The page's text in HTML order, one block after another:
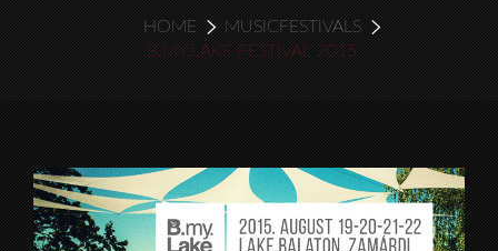
HOME
MUSICFESTIVALS
B.MY.LAKE FESTIVAL 2015